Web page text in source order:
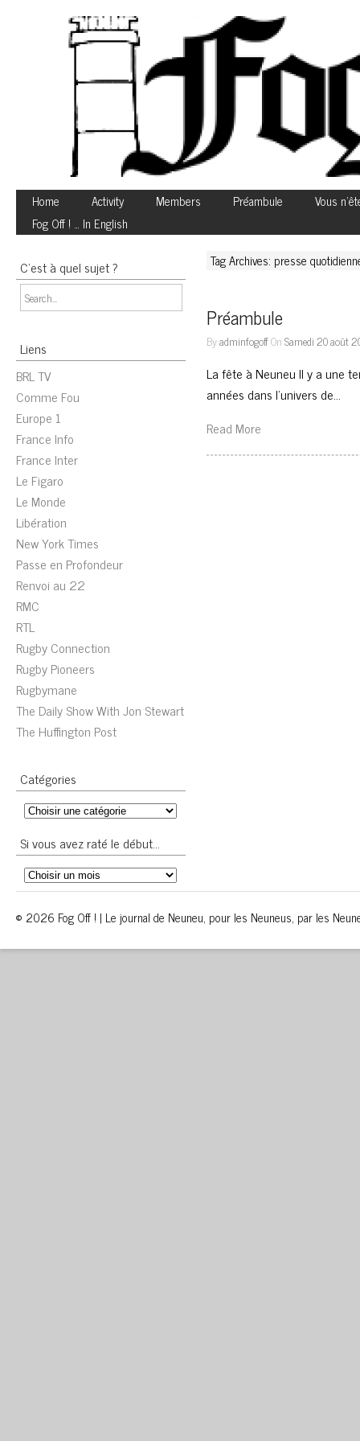
Home Activity Members Préambule
Vous
Fog Off ! … In English
C’est à quel sujet ?
Liens
BRL TV
Comme Fou
Europe 1
France Info
France Inter
Le Figaro
Le Monde
Libération
New York Times
Passe en Profondeur
Renvoi au 22
RMC
RTL
Rugby Connection
Rugby Pioneers
Rugbymane
The Daily Show With Jon Stewart
The Huffington Post
Catégories
Si vous avez raté le début…
Tag Archives: presse
Préambule
ByadminfogoffOnSamedi 20 août
La fête à Neuneu Il y a une
années dans l’univers de…
Read More
© 2026 Fog Off ! | Le journal de Neuneu, pour les Neuneus, par les